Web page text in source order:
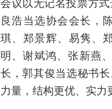
会议以无记名投票方
良浩当选协会会长，
琪、郑景辉、易隽、
明、谢斌鸿、张新燕
长，郭其俊当选秘书
力量，结构更优、实力